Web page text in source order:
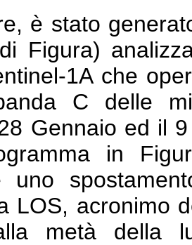
è stato
Figura)
1A che
C delle
Gennaio ed il
in
uno
LOS, acronimo
metà della